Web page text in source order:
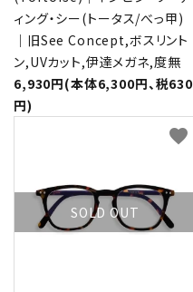
ィング・シー(トータス/べっ甲)
｜旧See Concept,ボスリント
ン,UVカット,伊達メガネ,度無
6,930円(本体6,300円、税630
円)
SOLD OUT
favorite